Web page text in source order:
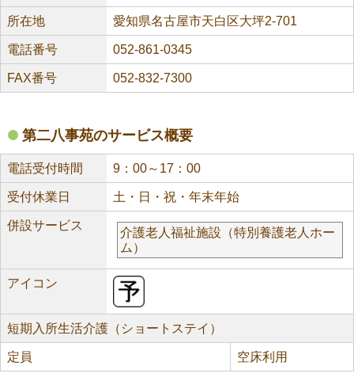
所在地 愛知県名古屋市天白区大坪2-701
電話番号 052-861-0345
FAX番号 052-832-7300
第二八事苑のサービス概要
電話受付時間 9：00～17：00
受付休業日 土・日・祝・年末年始
併設サービス
介護老人福祉施設（特別養護老人ホー
ム）
アイコン
短期入所生活介護（ショートステイ）
定員 空床利用